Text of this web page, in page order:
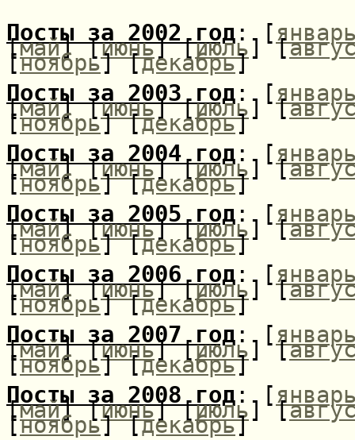
Посты за 2002 год : [
[май] [июнь] [июль] [
[ноябрь] [декабрь]
Посты за 2003 год : [
[май] [июнь] [июль] [
[ноябрь] [декабрь]
Посты за 2004 год : [
[май] [июнь] [июль] [
[ноябрь] [декабрь]
Посты за 2005 год : [
[май] [июнь] [июль] [
[ноябрь] [декабрь]
Посты за 2006 год : [
[май] [июнь] [июль] [
[ноябрь] [декабрь]
Посты за 2007 год : [
[май] [июнь] [июль] [
[ноябрь] [декабрь]
Посты за 2008 год : [
[май] [июнь] [июль] [
[ноябрь] [декабрь]